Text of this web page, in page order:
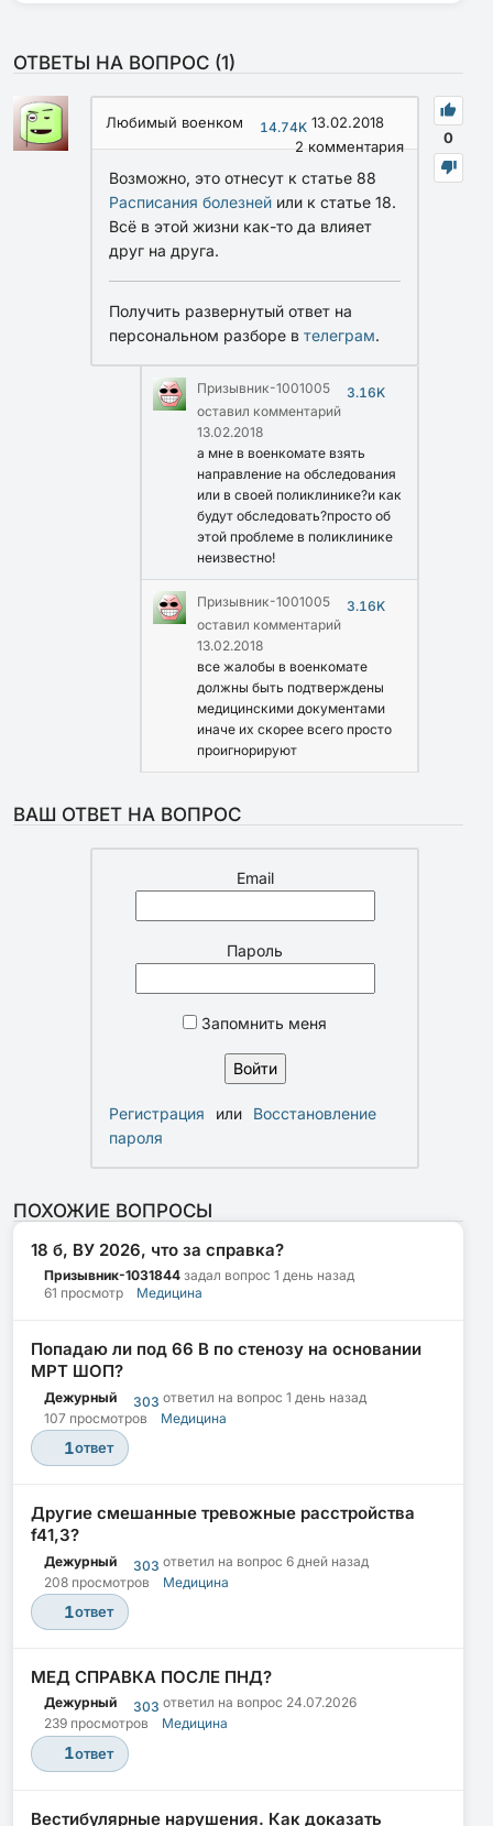
ОТВЕТЫ НА ВОПРОС (1)
0
Любимый военком 14.74K 13.02.2018
2комментария
Возможно, это отнесут к статье 88
Расписания болезней или к статье 18.
Всё в этой жизни как-то да влияет
друг на друга.
Получить развернутый ответ на
персональном разборе в телеграм.
Призывник-1001005
3.16K
оставил комментарий
13.02.2018
а мне в военкомате взять
направление на обследования
или в своей поликлинике?и как
будут обследовать?просто об
этой проблеме в поликлинике
неизвестно!
Призывник-1001005
3.16K
оставил комментарий
13.02.2018
все жалобы в военкомате
должны быть подтверждены
медицинскими документами
иначе их скорее всего просто
проигнорируют
ВАШ ОТВЕТ НА ВОПРОС
Email
Пароль
Запомнить меня
Регистрация или
Восстановление
пароля
ПОХОЖИЕ ВОПРОСЫ
18 б, ВУ 2026, что за справка?
Призывник-1031844 задал вопрос 1 день назад
61 просмотр
Медицина
Попадаю ли под 66 В по стенозу на основании
МРТ ШОП?
Дежурный 303 ответил на вопрос 1 день назад
107 просмотров
Медицина
1ответ
Другие смешанные тревожные расстройства
f41,3?
Дежурный 303 ответил на вопрос 6 дней назад
208 просмотров
Медицина
1ответ
МЕД СПРАВКА ПОСЛЕ ПНД?
Дежурный 303 ответил на вопрос 24.07.2026
239 просмотров
Медицина
1ответ
Вестибулярные нарушения. Как доказать